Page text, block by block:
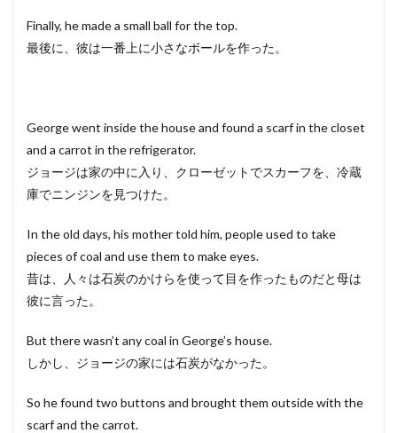
Finally, he made a small ball for the top.
最後に、彼は一番上に小さなボールを作った。
George went inside the house and found a scarf in the closet
and a carrot in the refrigerator.
ジョージは家の中に入り、クローゼットでスカーフを、冷蔵
庫でニンジンを見つけた。
In the old days, his mother told him, people used to take
pieces of coal and use them to make eyes.
昔は、人々は石炭のかけらを使って目を作ったものだと母は
彼に言った。
But there wasn’t any coal in George’s house.
しかし、ジョージの家には石炭がなかった。
So he found two buttons and brought them outside with the
scarf and the carrot.